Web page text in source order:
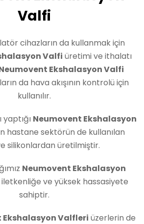
Valfi
cihazların da kullanmak için
Valfi üretimi ve ithalatı
Ekshalasyon Valfi
da hava akışının kontrolü için
kullanılır.
yaptığı Neumovent Ekshalasyon
hastane sektörün de kullanılan
silikonlardan üretilmiştir.
Neumovent Ekshalasyon
ve yüksek hassasiyete
sahiptir.
Ekshalasyon Valfleri üzerlerin de